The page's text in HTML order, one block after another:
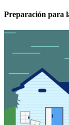
Preparación para